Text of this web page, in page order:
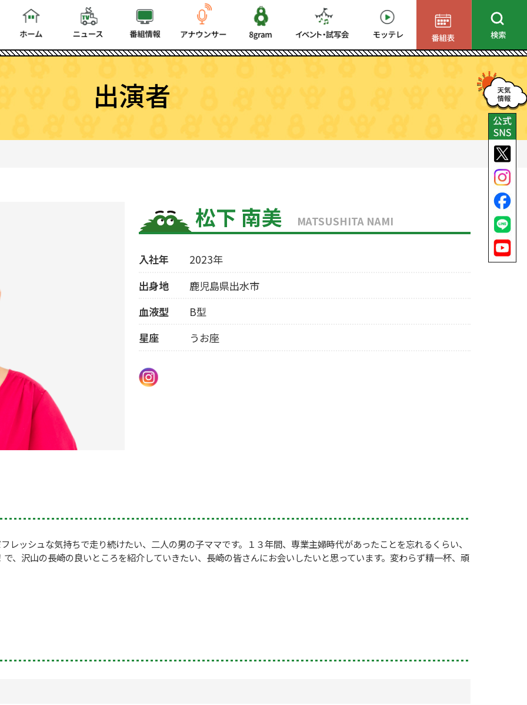
出演者
松下 南美 MATSUSHITA NAMI
入社年
2023年
出身地
鹿児島県出水市
血液型
B型
星座
うお座
ッシュな気持ちで走り続けたい、二人の男の子ママです。１３年間、専業主婦時代があったことを忘れるくらい、
、沢山の長崎の良いところを紹介していきたい、長崎の皆さんにお会いしたいと思っています。変わらず精一杯、頑